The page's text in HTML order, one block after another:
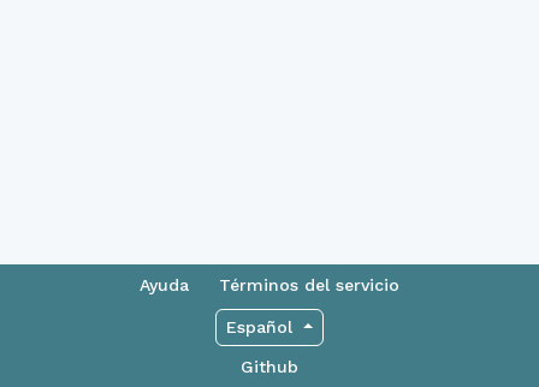
Ayuda Términos del servicio
Español
Github